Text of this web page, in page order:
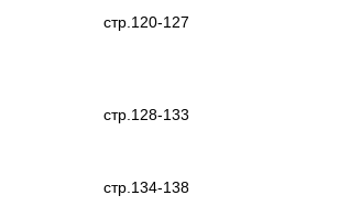
стр.120-127
стр.128-133
стр.134-138